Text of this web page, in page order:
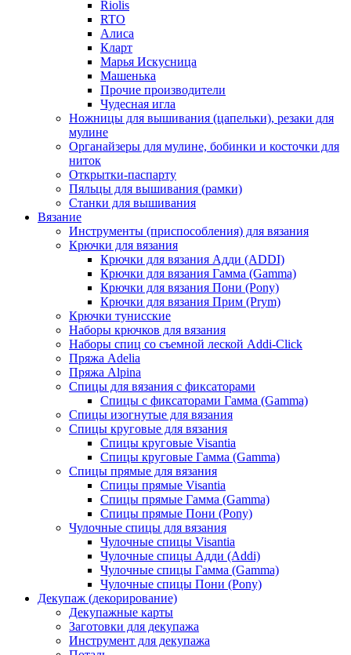
Riolis
RTO
Алиса
Кларт
Марья Искусница
Машенька
Прочие производители
Чудесная игла
Ножницы для вышивания (цапельки), резаки для
мулине
Органайзеры для мулине, бобинки и косточки для
ниток
Открытки-паспарту
Пяльцы для вышивания (рамки)
Станки для вышивания
Вязание
Инструменты (приспособления) для вязания
Крючки для вязания
Крючки для вязания Адди (ADDI)
Крючки для вязания Гамма (Gamma)
Крючки для вязания Пони (Pony)
Крючки для вязания Прим (Prym)
Крючки тунисские
Наборы крючков для вязания
Наборы спиц со съемной леской Addi-Click
Пряжа Adelia
Пряжа Alpina
Спицы для вязания с фиксаторами
Спицы с фиксаторами Гамма (Gamma)
Спицы изогнутые для вязания
Спицы круговые для вязания
Спицы круговые Visantia
Спицы круговые Гамма (Gamma)
Спицы прямые для вязания
Спицы прямые Visantia
Спицы прямые Гамма (Gamma)
Спицы прямые Пони (Pony)
Чулочные спицы для вязания
Чулочные спицы Visantia
Чулочные спицы Адди (Addi)
Чулочные спицы Гамма (Gamma)
Чулочные спицы Пони (Pony)
Декупаж (декорирование)
Декупажные карты
Заготовки для декупажа
Инструмент для декупажа